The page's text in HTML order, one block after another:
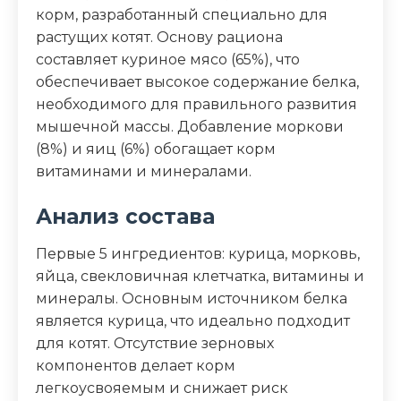
морковь, яйца кур, свекловичная
клетчатка, льняное масло, инулин,
таурин
Пищевая ценность
Белок (%)
Зола (%) 3
Влага (%) 74
Калорийность (ккал/100г)
корм, разработанный специально для
растущих котят. Основу рациона
составляет куриное мясо (65%), что
обеспечивает высокое содержание белка,
необходимого для правильного развития
мышечной массы. Добавление моркови
(8%) и яиц (6%) обогащает корм
витаминами и минералами.
Анализ состава
Первые 5 ингредиентов: курица, морковь,
яйца, свекловичная клетчатка, витамины и
минералы. Основным источником белка
является курица, что идеально подходит
для котят. Отсутствие зерновых
компонентов делает корм
легкоусвояемым и снижает риск